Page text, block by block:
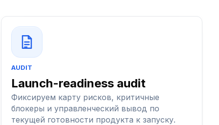
AUDIT
Launch-readiness audit
Фиксируем карту рисков, критичные
блокеры и управленческий вывод по
текущей готовности продукта к запуску.